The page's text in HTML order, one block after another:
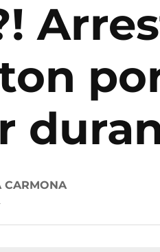
CARMONA